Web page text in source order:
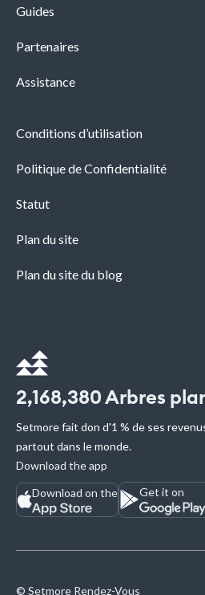
Guides
Partenaires
Assistance
Conditions d’utilisation
Politique de Confidentialité
Statut
Plan du site
Plan du site du blog
2,168,380 Arbres
Setmore fait don d'1 % de ses
partout dans le monde.
Download the app
Download on the
Get it on
© Setmore Rendez-Vous